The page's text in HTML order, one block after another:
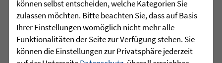
Am Mittwoch, 27.07.26 verabschiedete
das Team des Schulkindergartens der
Leopoldschule in Altshausen die
Vorschüler mit einer bunten und
können selbst entscheiden, welche Kategorien Sie
zulassen möchten. Bitte beachten Sie, dass auf Basis
Ihrer Einstellungen womöglich nicht mehr alle
Funktionalitäten der Seite zur Verfügung stehen. Sie
können die Einstellungen zur Privatsphäre jederzeit